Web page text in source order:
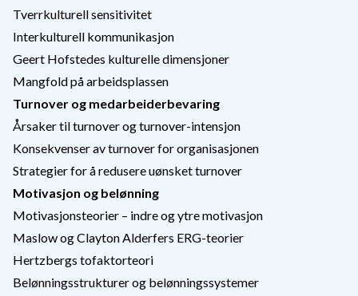
Tverrkulturell sensitivitet
Interkulturell kommunikasjon
Geert Hofstedes kulturelle dimensjoner
Mangfold på arbeidsplassen
Turnover og medarbeiderbevaring
Årsaker til turnover og turnover-intensjon
Konsekvenser av turnover for organisasjonen
Strategier for å redusere uønsket turnover
Motivasjon og belønning
Motivasjonsteorier – indre og ytre motivasjon
Maslow og Clayton Alderfers ERG-teorier
Hertzbergs tofaktorteori
Belønningsstrukturer og belønningssystemer